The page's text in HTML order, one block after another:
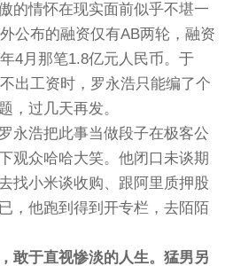
的情怀在现实面前似乎不堪一
公布的融资仅有AB两轮，融资
4月那笔1.8亿元人民币。于
出工资时，罗永浩只能编了个
，过几天再发。
永浩把此事当做段子在极客公
观众哈哈大笑。他闭口未谈期
找小米谈收购、跟阿里质押股
，他跑到得到开专栏，去陌陌
敢于直视惨淡的人生。猛男另